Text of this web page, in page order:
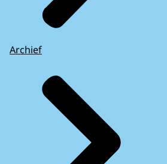
Archief